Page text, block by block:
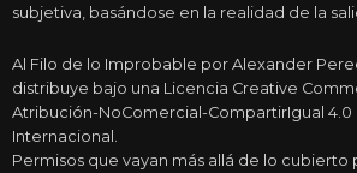
subjetiva, basándose en la realidad de la
Al Filo de lo Improbable por Alexander
distribuye bajo una Licencia Creative
Atribución-NoComercial-CompartirIgual 4.0
Internacional.
Permisos que vayan más allá de lo cubierto